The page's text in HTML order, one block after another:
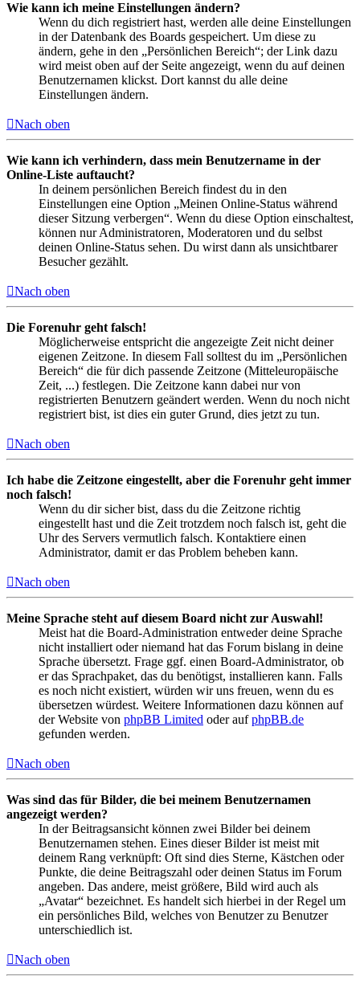
Wie kann ich meine Einstellungen ändern?
Wenn du dich registriert hast, werden alle deine Einstellungen
in der Datenbank des Boards gespeichert. Um diese zu
ändern, gehe in den „Persönlichen Bereich“; der Link dazu
wird meist oben auf der Seite angezeigt, wenn du auf deinen
Benutzernamen klickst. Dort kannst du alle deine
Einstellungen ändern.
Nach oben
Wie kann ich verhindern, dass mein Benutzername in der
Online-Liste auftaucht?
In deinem persönlichen Bereich findest du in den
Einstellungen eine Option „Meinen Online-Status während
dieser Sitzung verbergen“. Wenn du diese Option einschaltest,
können nur Administratoren, Moderatoren und du selbst
deinen Online-Status sehen. Du wirst dann als unsichtbarer
Besucher gezählt.
Nach oben
Die Forenuhr geht falsch!
Möglicherweise entspricht die angezeigte Zeit nicht deiner
eigenen Zeitzone. In diesem Fall solltest du im „Persönlichen
Bereich“ die für dich passende Zeitzone (Mitteleuropäische
Zeit, ...) festlegen. Die Zeitzone kann dabei nur von
registrierten Benutzern geändert werden. Wenn du noch nicht
registriert bist, ist dies ein guter Grund, dies jetzt zu tun.
Nach oben
Ich habe die Zeitzone eingestellt, aber die Forenuhr geht immer
noch falsch!
Wenn du dir sicher bist, dass du die Zeitzone richtig
eingestellt hast und die Zeit trotzdem noch falsch ist, geht die
Uhr des Servers vermutlich falsch. Kontaktiere einen
Administrator, damit er das Problem beheben kann.
Nach oben
Meine Sprache steht auf diesem Board nicht zur Auswahl!
Meist hat die Board-Administration entweder deine Sprache
nicht installiert oder niemand hat das Forum bislang in deine
Sprache übersetzt. Frage ggf. einen Board-Administrator, ob
er das Sprachpaket, das du benötigst, installieren kann. Falls
es noch nicht existiert, würden wir uns freuen, wenn du es
übersetzen würdest. Weitere Informationen dazu können auf
der Website von phpBB Limited oder aufphpBB.de
gefunden werden.
Nach oben
Was sind das für Bilder, die bei meinem Benutzernamen
angezeigt werden?
In der Beitragsansicht können zwei Bilder bei deinem
Benutzernamen stehen. Eines dieser Bilder ist meist mit
deinem Rang verknüpft: Oft sind dies Sterne, Kästchen oder
Punkte, die deine Beitragszahl oder deinen Status im Forum
angeben. Das andere, meist größere, Bild wird auch als
„Avatar“ bezeichnet. Es handelt sich hierbei in der Regel um
ein persönliches Bild, welches von Benutzer zu Benutzer
unterschiedlich ist.
Nach oben